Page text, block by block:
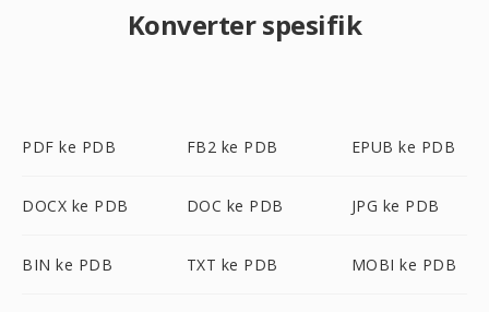
Konverter spesifik
PDF ke PDB FB2 ke PDB EPUB ke PDB
DOCX ke PDB DOC ke PDB JPG ke PDB
BIN ke PDB TXT ke PDB MOBI ke PDB